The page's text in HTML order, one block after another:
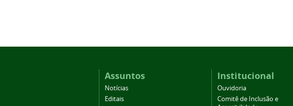
Assuntos
Notícias
Editais
Institucional
Ouvidoria
Comitê de Inclusão e